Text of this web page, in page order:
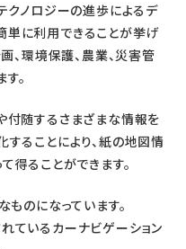
クノロジーの進歩によるデ
単に利用できることが挙げ
、環境保護、農業、災害管
。
随するさまざまな情報を
することにより、紙の地図情
得ることができます。
のになっています。
ているカーナビゲーション